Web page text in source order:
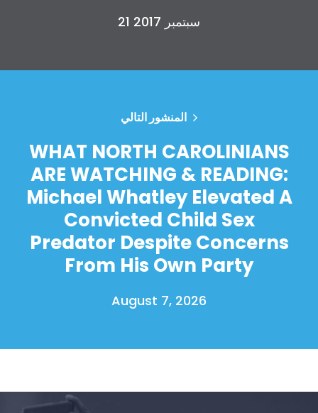
Shop
21 سبتمبر 2017
المنشور التالي
WHAT NORTH CAROLINIANS
ARE WATCHING & READING:
Michael Whatley Elevated A
Convicted Child Sex
Predator Despite Concerns
From His Own Party
August 7, 2026